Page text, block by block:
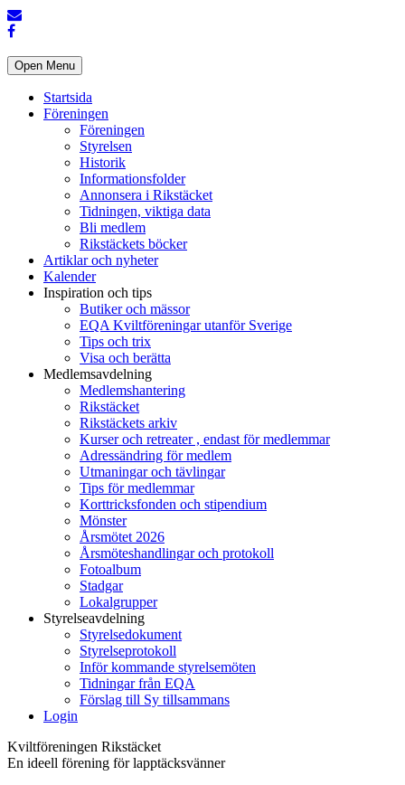
Open Menu
Startsida
Föreningen
Föreningen
Styrelsen
Historik
Informationsfolder
Annonsera i Rikstäcket
Tidningen, viktiga data
Bli medlem
Rikstäckets böcker
Artiklar och nyheter
Kalender
Inspiration och tips
Butiker och mässor
EQA Kviltföreningar utanför Sverige
Tips och trix
Visa och berätta
Medlemsavdelning
Medlemshantering
Rikstäcket
Rikstäckets arkiv
Kurser och retreater , endast för medlemmar
Adressändring för medlem
Utmaningar och tävlingar
Tips för medlemmar
Korttricksfonden och stipendium
Mönster
Årsmötet 2026
Årsmöteshandlingar och protokoll
Fotoalbum
Stadgar
Lokalgrupper
Styrelseavdelning
Styrelsedokument
Styrelseprotokoll
Inför kommande styrelsemöten
Tidningar från EQA
Förslag till Sy tillsammans
Login
Kviltföreningen Rikstäcket
En ideell förening för lapptäcksvänner